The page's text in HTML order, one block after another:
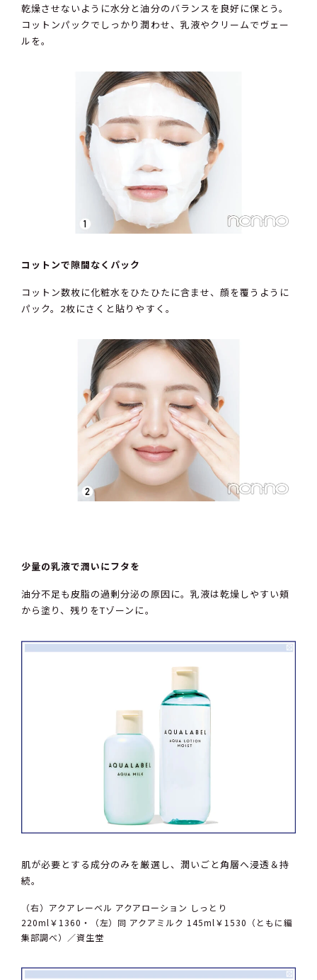
乾燥させないように水分と油分のバランスを良好に保とう。
コットンパックでしっかり潤わせ、乳液やクリームでヴェー
ルを。
コットンで隙間なくパック
コットン数枚に化粧水をひたひたに含ませ、顔を覆うように
パック。2枚にさくと貼りやすく。
少量の乳液で潤いにフタを
油分不足も皮脂の過剰分泌の原因に。乳液は乾燥しやすい頬
から塗り、残りをTゾーンに。
肌が必要とする成分のみを厳選し、潤いごと角層へ浸透＆持
続。
（右）アクアレーベル アクアローション しっとり
220ml￥1360・（左）同 アクアミルク 145ml￥1530（ともに編
集部調べ）／資生堂